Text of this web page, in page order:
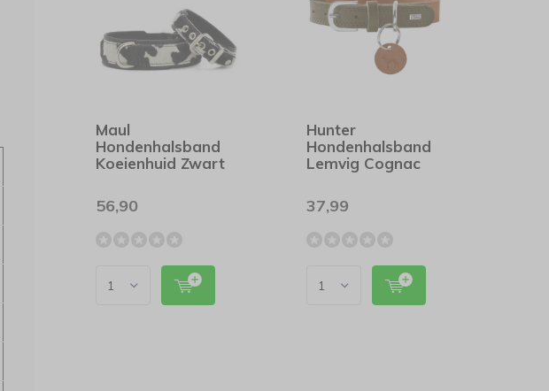
Maul
Hondenhalsband
Koeienhuid Zwart
56,90
Hunter
Hondenhalsband
Lemvig Cognac
37,99